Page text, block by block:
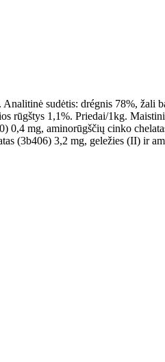
sudėtis: drégnis 78%, žali
rūgštys 1,1%. Priedai/1kg.
mg, aminorūgščių cinko
(3b406) 3,2 mg, geležies (II) ir